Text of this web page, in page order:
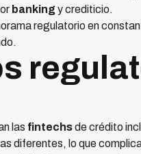
bankingy crediticio.
regulatorio en
las fintechsde crédito
diferentes, lo que